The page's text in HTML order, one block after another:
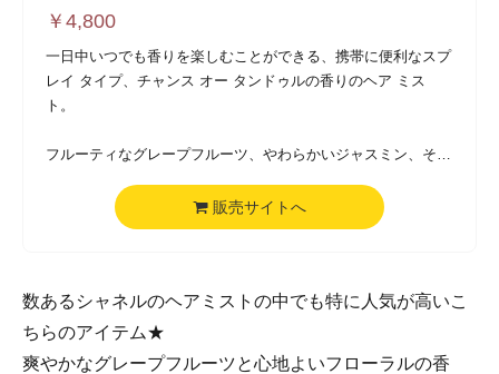
￥ 4,800
一日中いつでも香りを楽しむことができる、携帯に便利なスプ
レイ タイプ、チャンス オー タンドゥルの香りのヘア ミス
ト。
フルーティなグレープフルーツ、やわらかいジャスミン、そし
ドゥルの香りのヘア ミスト。やわらかく繊細な香りが続く。
販売サイトへ
数あるシャネルのヘアミストの中でも特に人気が高いこ
ちらのアイテム★
爽やかなグレープフルーツと心地よいフローラルの香